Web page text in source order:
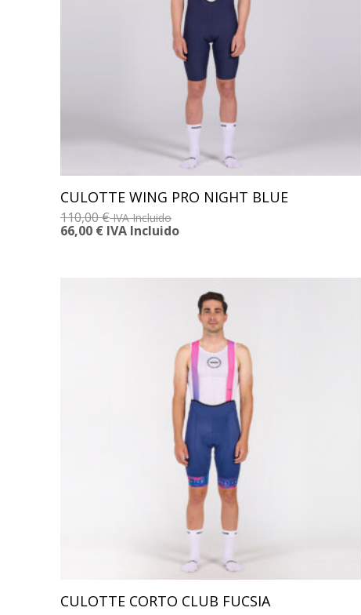
CULOTTE WING PRO NIGHT BLUE
110,00€ IVA Incluido
66,00 € IVA Incluido
CULOTTE CORTO CLUB FUCSIA